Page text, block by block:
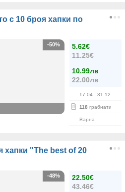
с 10 броя хапки по
5.62€
11.25€
10.99лв
22.00лв
17.04 - 31.12
118 грабнати
Варна
-50%
хапки "The best of 20
22.50€
43.46€
-48%